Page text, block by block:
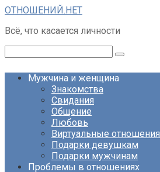
Перейти
контенту
ОТНОШЕНИЙ.НЕТ
Всё, что касается личности
Мужчина и женщина
Знакомства
Свидания
Общение
Любовь
Виртуальные отношения
Подарки девушкам
Подарки мужчинам
Проблемы в отношениях